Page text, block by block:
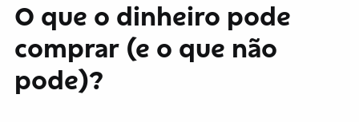
O que o dinheiro pode
comprar (e o que não
pode)?